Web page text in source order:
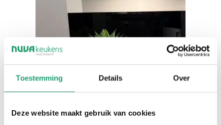
Toestemming Details Over
Deze website maakt gebruik van cookies